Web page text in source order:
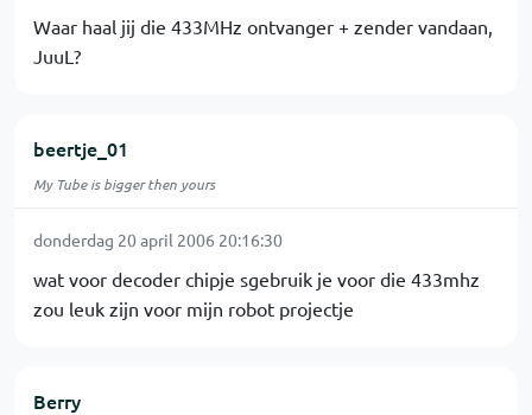
Waar haal jij die 433MHz ontvanger + zender vandaan,
JuuL?
beertje_01
My Tube is bigger then yours
donderdag 20 april 2006 20:16:30
wat voor decoder chipje sgebruik je voor die 433mhz
zou leuk zijn voor mijn robot projectje
Berry